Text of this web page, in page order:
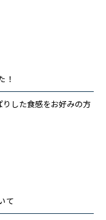
！
した食感をお好みの方
て